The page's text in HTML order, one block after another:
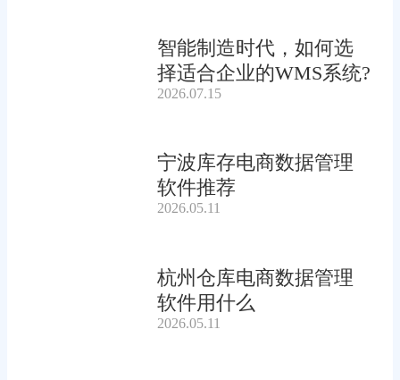
智能制造时代，如何选
择适合企业的WMS系统?
2026.07.15
宁波库存电商数据管理
软件推荐
2026.05.11
杭州仓库电商数据管理
软件用什么
2026.05.11